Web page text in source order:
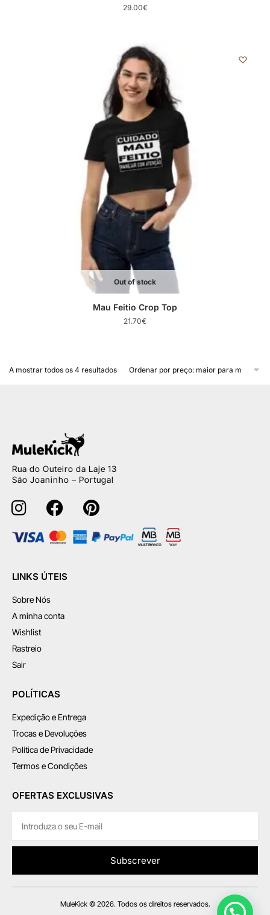
29.00€
Out of stock
Mau Feitio Crop Top
21.70€
A mostrar todos os 4 resultados
Rua do Outeiro da Laje 13
São Joaninho – Portugal
LINKS ÚTEIS
Sobre Nós
A minha conta
Wishlist
Rastreio
Sair
POLÍTICAS
Expedição e Entrega
Trocas e Devoluções
Política de Privacidade
Termos e Condições
OFERTAS EXCLUSIVAS
Subscrever
MuleKick © 2026. Todos os direitos reservados.